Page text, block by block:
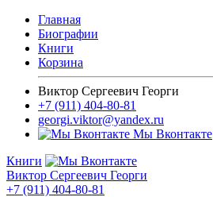
Главная
Биографии
Книги
Корзина
Виктор Сергеевич Георги
+7 (911) 404-80-81
georgi.viktor@yandex.ru
Мы Вконтакте
Книги
Виктор Сергеевич Георги
+7 (911) 404-80-81